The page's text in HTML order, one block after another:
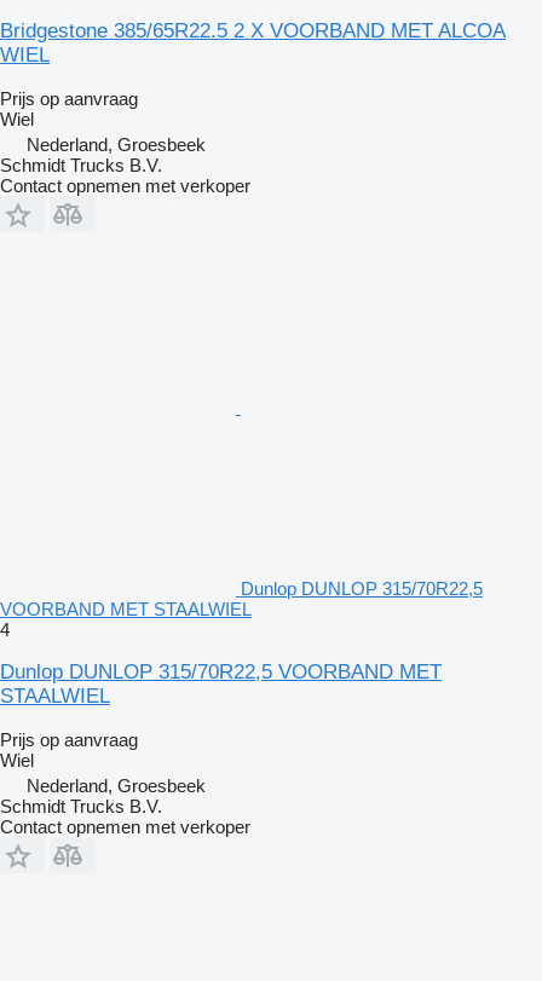
Bridgestone 385/65R22.5 2 X VOORBAND MET ALCOA
WIEL
Prijs op aanvraag
Wiel
Nederland, Groesbeek
Schmidt Trucks B.V.
Contact opnemen met verkoper
Dunlop DUNLOP 315/70R22,5
VOORBAND MET STAALWIEL
4
Dunlop DUNLOP 315/70R22,5 VOORBAND MET
STAALWIEL
Prijs op aanvraag
Wiel
Nederland, Groesbeek
Schmidt Trucks B.V.
Contact opnemen met verkoper